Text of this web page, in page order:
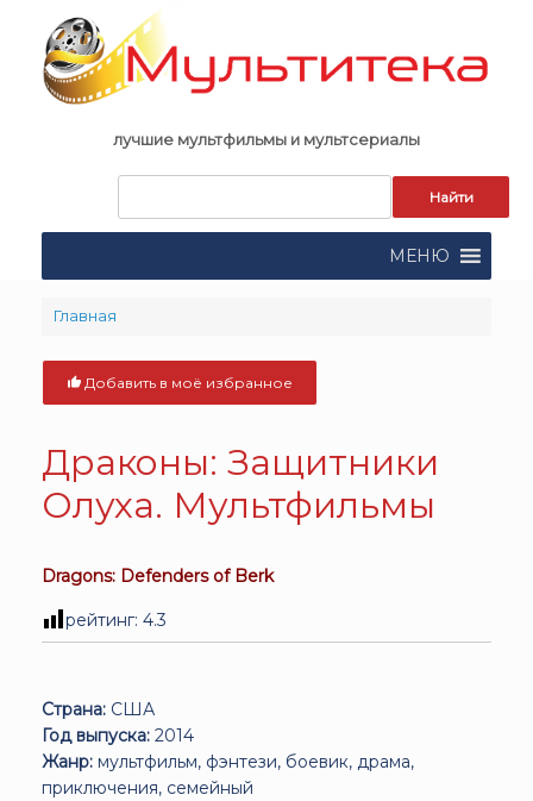
content
лучшие мультфильмы и мультсериалы
поиска:
МЕНЮ
Главная
Добавить в моё избранное
Драконы: Защитники
Олуха. Мультфильмы
Dragons: Defenders of Berk
рейтинг: 4.3
Страна: США
Год выпуска: 2014
Жанр: мультфильм, фэнтези, боевик, драма,
приключения, семейный